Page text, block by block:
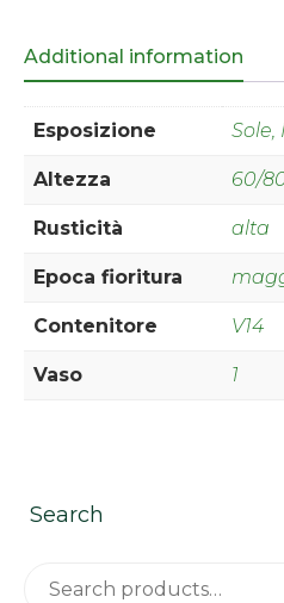
Additional information
Esposizione Sole,
Altezza 60/
Rusticità alta
Epoca fioritura
Contenitore V14
Vaso 1
Search